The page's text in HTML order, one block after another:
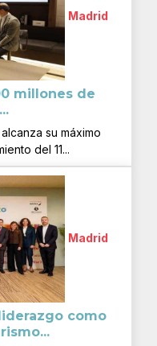
Madrid
millones de
su máximo
del 11...
Madrid
como